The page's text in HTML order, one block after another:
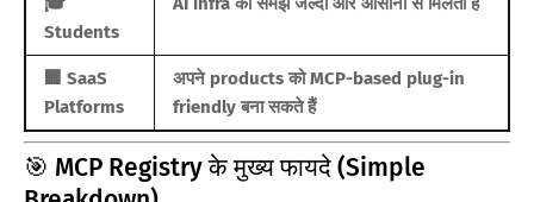
Students
🏢 SaaS
Platforms
अपने products को MCP-based plug-in
friendly बना सकते हैं
🎯 MCP Registry के मुख्य फायदे (Simple